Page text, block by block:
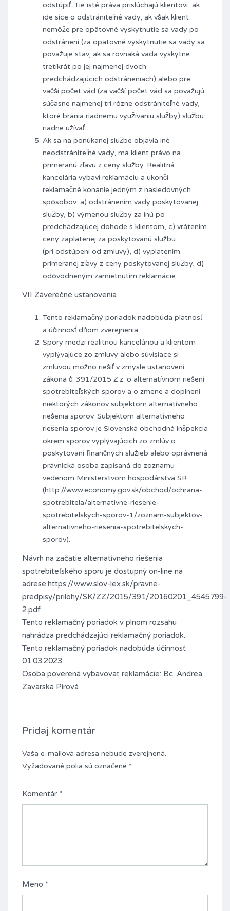
odstúpiť. Tie isté práva prislúchajú klientovi, ak
ide síce o odstrániteľné vady, ak však klient
nemôže pre opätovné vyskytnutie sa vady po
odstránení (za opätovné vyskytnutie sa vady sa
považuje stav, ak sa rovnaká vada vyskytne
tretíkrát po jej najmenej dvoch
predchádzajúcich odstráneniach) alebo pre
väčší počet vád (za väčší počet vád sa považujú
súčasne najmenej tri rôzne odstrániteľné vady,
ktoré bránia riadnemu využívaniu služby) službu
riadne užívať.
Ak sa na ponúkanej službe objavia iné
neodstrániteľné vady, má klient právo na
primeranú zľavu z ceny služby. Realitná
kancelária vybaví reklamáciu a ukončí
reklamačné konanie jedným z nasledovných
spôsobov: a) odstránením vady poskytovanej
služby, b) výmenou služby za inú po
predchádzajúcej dohode s klientom, c) vrátením
ceny zaplatenej za poskytovanú službu
(pri odstúpení od zmluvy), d) vyplatením
primeranej zľavy z ceny poskytovanej služby, d)
odôvodneným zamietnutím reklamácie.
VII Záverečné ustanovenia
Tento reklamačný poriadok nadobúda platnosť
a účinnosť dňom zverejnenia.
Spory medzi realitnou kanceláriou a klientom
vyplývajúce zo zmluvy alebo súvisiace si
zmluvou možno riešiť v zmysle ustanovení
zákona č. 391/2015 Z.z. o alternatívnom riešení
spotrebiteľských sporov a o zmene a doplnení
niektorých zákonov subjektom alternatívneho
riešenia sporov. Subjektom alternatívneho
riešenia sporov je Slovenská obchodná inšpekcia
okrem sporov vyplývajúcich zo zmlúv o
poskytovaní finančných služieb alebo oprávnená
právnická osoba zapísaná do zoznamu
vedenom Ministerstvom hospodárstva SR
(http://www.economy.gov.sk/obchod/ochrana-
spotrebitela/alternativne-riesenie-
spotrebitelskych-sporov-1/zoznam-subjektov-
alternativneho-riesenia-spotrebitelskych-
sporov).
Návrh na začatie alternatívneho riešenia
spotrebiteľského sporu je dostupný on-line na
adrese:https://www.slov-lex.sk/pravne-
predpisy/prilohy/SK/ZZ/2015/391/20160201_4545799-
2.pdf
Tento reklamačný poriadok v plnom rozsahu
nahrádza predchádzajúci reklamačný poriadok.
Tento reklamačný poriadok nadobúda účinnosť
01.03.2023
Osoba poverená vybavovať reklamácie: Bc. Andrea
Zavarská Pírová
Pridaj komentár
Vaša e-mailová adresa nebude zverejnená.
Vyžadované polia sú označené *
Komentár *
Meno *